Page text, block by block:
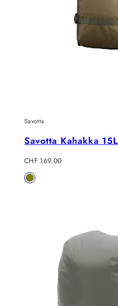
Savotta
Savotta Kahakka 15L
Regulärer
Preis
CHF 169.00
Verfügbar
Olive